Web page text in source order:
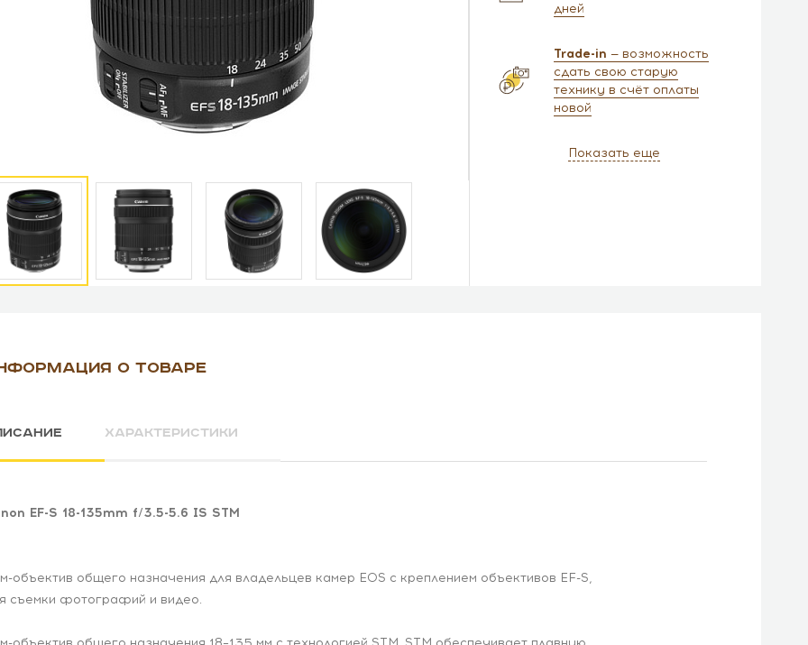
дней
Trade-in — возможность
сдать свою старую
технику в счёт оплаты
новой
Показать еще
О ТОВАРЕ
ХАРАКТЕРИСТИКИ
EF-S 18-135mm f/3.5-5.6 IS STM
объектив общего назначения для владельцев камер EOS с креплением объективов EF-S,
съемки фотографий и видео.